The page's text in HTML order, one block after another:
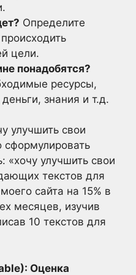
Определите
цели.
понадобятся?
ресурсы,
знания и т.д.
улучшить свои
«хочу улучшить свои
текстов для
сайта на 15% в
месяцев, изучив
10 текстов для
Оценка